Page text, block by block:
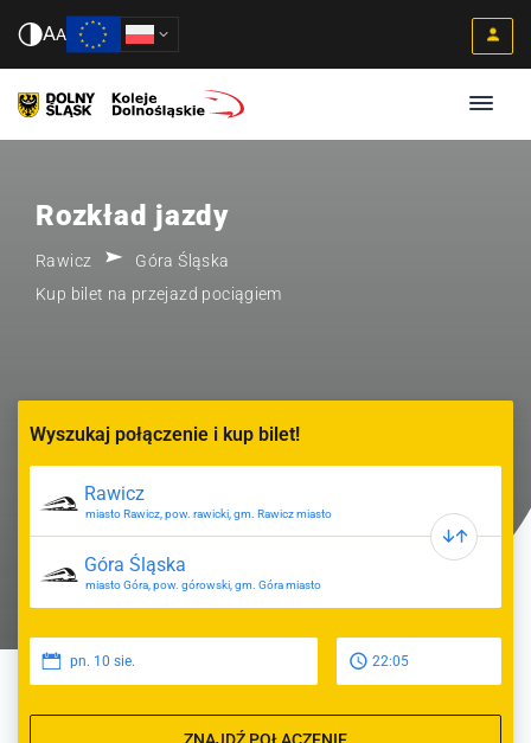
AA
Rozkład jazdy
Rawicz
Góra Śląska
Kup bilet na przejazd pociągiem
Wyszukaj połączenie i kup bilet!
miasto Rawicz, pow. rawicki, gm. Rawicz miasto
miasto Góra, pow. górowski, gm. Góra miasto
pn. 10 sie. 22:05
ZNAJDŹ POŁĄCZENIE